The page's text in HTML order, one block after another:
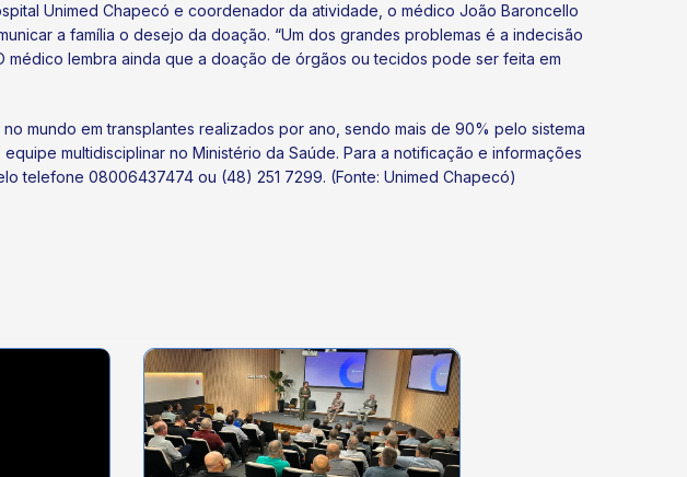
Unimed Chapecó e coordenador da atividade, o médico João Baroncello
a família o desejo da doação. “Um dos grandes problemas é a indecisão
médico lembra ainda que a doação de órgãos ou tecidos pode ser feita em
mundo em transplantes realizados por ano, sendo mais de 90% pelo sistema
multidisciplinar no Ministério da Saúde. Para a notificação e informações
telefone 08006437474 ou (48) 251 7299. (Fonte: Unimed Chapecó)